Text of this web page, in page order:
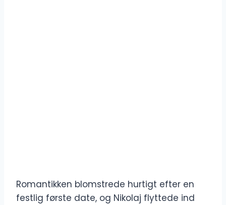
Romantikken blomstrede hurtigt efter en
festlig første date, og Nikolaj flyttede ind